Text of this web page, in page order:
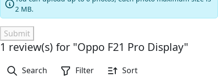
2 MB.
Submit
1 review(s) for "Oppo F21 Pro Display"
Search Filter Sort